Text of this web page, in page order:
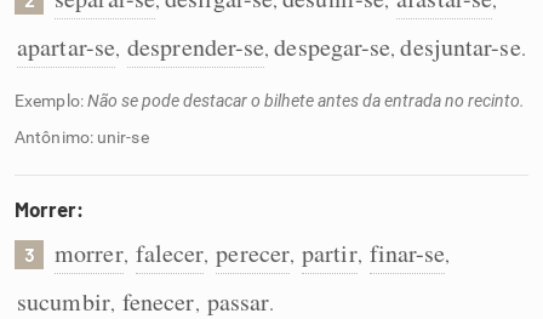
Sinônimos
apartar-se, desprender-se,despegar-se,desjuntar-se.
Exemplo:Não se pode destacar o bilhete antes da entrada no recinto.
Antônimo: unir-se
Morrer:
3 morrer, falecer, perecer, partir, finar-se,
sucumbir, fenecer, passar.